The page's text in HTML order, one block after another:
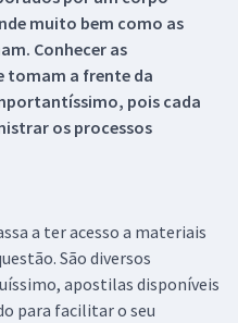
muito bem como as
Conhecer as
tomam a frente da
pois cada
os processos
a ter acesso a materiais
São diversos
apostilas disponíveis
para facilitar o seu